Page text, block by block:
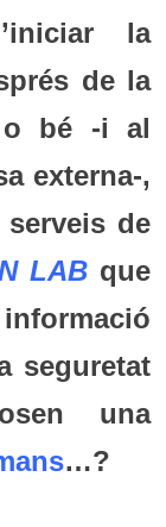
la
de la
o bé -i al
externa-,
de
LABque
seguretat
una
…?